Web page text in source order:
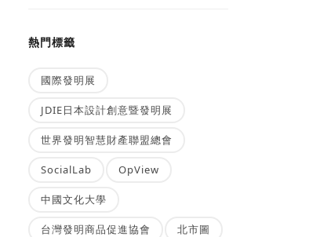
熱門標籤
國際發明展
JDIE日本設計創意暨發明展
世界發明智慧財產聯盟總會
SocialLab OpView
中國文化大學
台灣發明商品促進協會 北市圖